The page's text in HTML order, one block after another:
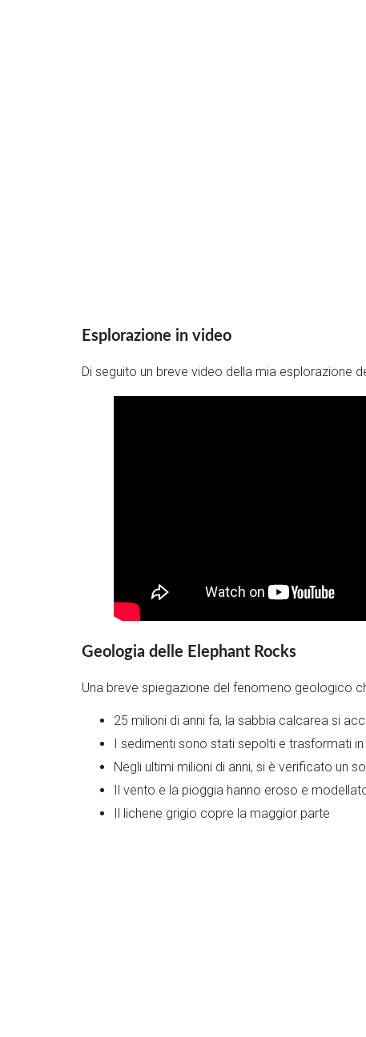
Esplorazione in video
Di seguito un breve video della mia esplorazione
Geologia delle Elephant Rocks
Una breve spiegazione del fenomeno geologico
25 milioni di anni fa, la sabbia calcarea si
I sedimenti sono stati sepolti e trasformati
Negli ultimi milioni di anni, si è verificato un
Il vento e la pioggia hanno eroso e
Il lichene grigio copre la maggior parte